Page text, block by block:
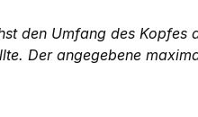
den Umfang des
Der angegebene